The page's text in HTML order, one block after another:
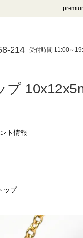
214 受付時間 11:00～
ト情報
ップ